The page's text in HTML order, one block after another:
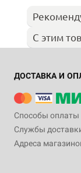
С этим
ДОСТАВКА И
Способы оплаты
Службы
Адреса